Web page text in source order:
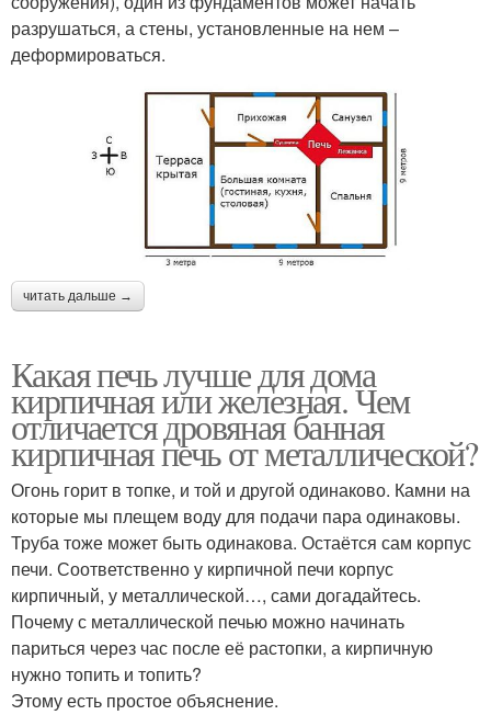
разрушаться, а стены, установленные на нем –
деформироваться.
читать дальше →
Какая печь лучше для дома
кирпичная или железная. Чем
отличается дровяная банная
кирпичная печь от металлической?
Огонь горит в топке, и той и другой одинаково. Камни на
которые мы плещем воду для подачи пара одинаковы.
Труба тоже может быть одинакова. Остаётся сам корпус
печи. Соответственно у кирпичной печи корпус
кирпичный, у металлической…, сами догадайтесь.
Почему с металлической печью можно начинать
париться через час после её растопки, а кирпичную
нужно топить и топить?
Этому есть простое объяснение.